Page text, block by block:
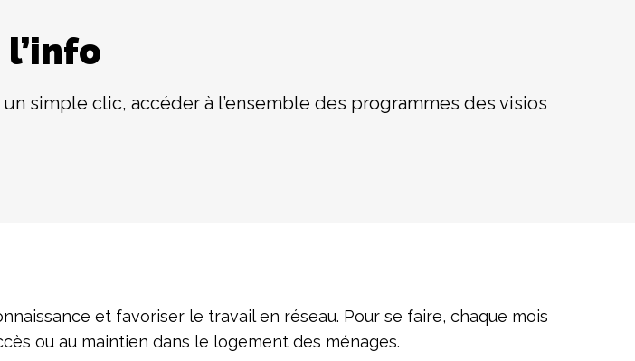
simple clic, accéder à l’ensemble des programmes des visios
et favoriser le travail en réseau. Pour se faire, chaque mois
ou au maintien dans le logement des ménages.